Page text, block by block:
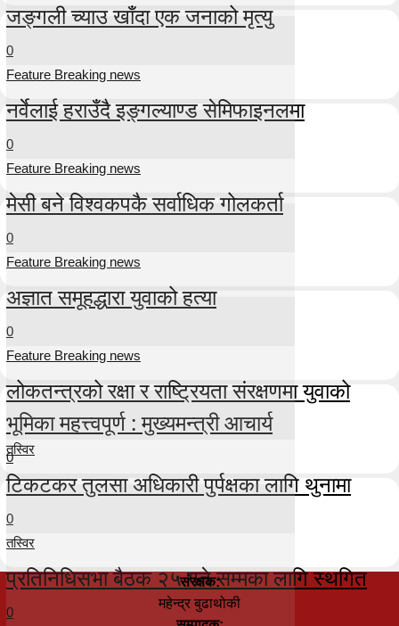
जङ्गली च्याउ खाँदा एक जनाको मृत्यु
0
Feature Breaking news
नर्वेलाई हराउँदै इङ्गल्याण्ड सेमिफाइनलमा
0
Feature Breaking news
मेसी बने विश्वकपकै सर्वाधिक गोलकर्ता
0
Feature Breaking news
अज्ञात समूहद्धारा युवाको हत्या
0
Feature Breaking news
लोकतन्त्रको रक्षा र राष्ट्रियता संरक्षणमा युवाको
भूमिका महत्त्वपूर्ण : मुख्यमन्त्री आचार्य
0
तस्विर
टिकटकर तुलसा अधिकारी पुर्पक्षका लागि थुनामा
0
तस्विर
प्रतिनिधिसभा बैठक २५ गते सम्मका लागि स्थगित
0
संरक्षक:
महेन्द्र बुढाथोकी